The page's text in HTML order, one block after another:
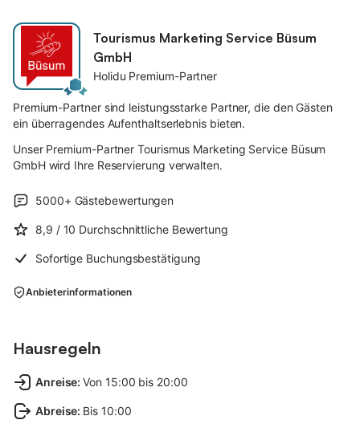
Tourismus Marketing Service Büsum
GmbH
Holidu Premium-Partner
Premium-Partner sind leistungsstarke Partner, die den Gästen
ein überragendes Aufenthaltserlebnis bieten.
Unser Premium-Partner Tourismus Marketing Service Büsum
GmbH wird Ihre Reservierung verwalten.
5000+ Gästebewertungen
8,9 / 10 Durchschnittliche Bewertung
Sofortige Buchungsbestätigung
Anbieterinformationen
Hausregeln
Anreise: Von 15:00 bis 20:00
Abreise: Bis 10:00